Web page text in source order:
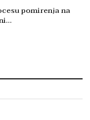
pomirenja na